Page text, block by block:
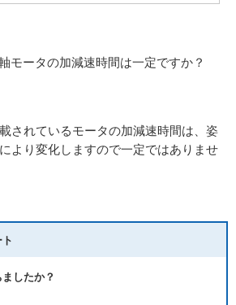
モータの加減速時間は一定ですか？
されているモータの加減速時間は、姿
より変化しますので一定ではありませ
したか？